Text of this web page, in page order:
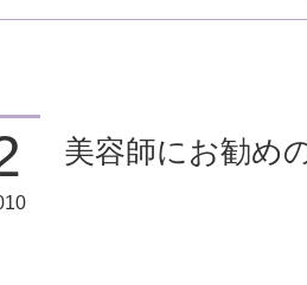
美容師にお勧め